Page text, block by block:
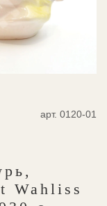
арт. 0120-01
Wahliss